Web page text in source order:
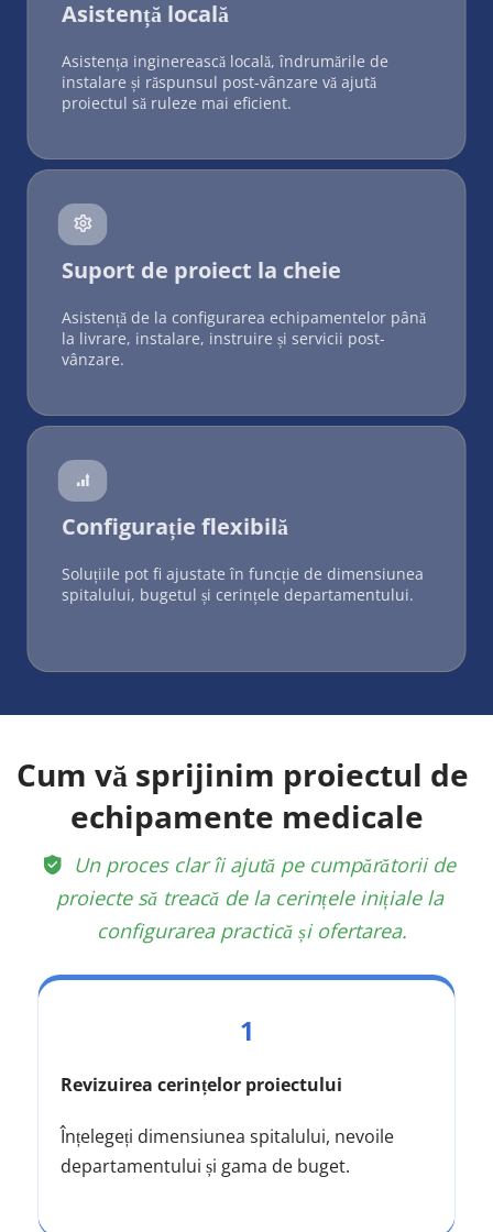
Asistență locală
Asistența inginerească locală, îndrumările de
instalare și răspunsul post-vânzare vă ajută
proiectul să ruleze mai eficient.

Suport de proiect la cheie
Asistență de la configurarea echipamentelor până
la livrare, instalare, instruire și servicii post-
vânzare.

Configurație flexibilă
Soluțiile pot fi ajustate în funcție de dimensiunea
spitalului, bugetul și cerințele departamentului.
Cum vă sprijinim proiectul de
echipamente medicale

Un proces clar îi ajută pe cumpărătorii de
proiecte să treacă de la cerințele inițiale la
configurarea practică și ofertarea.
1
Revizuirea cerințelor proiectului
Înțelegeți dimensiunea spitalului, nevoile
departamentului și gama de buget.